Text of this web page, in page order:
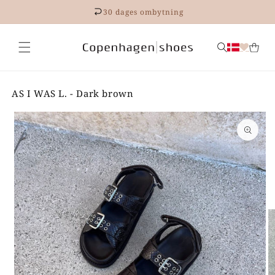
30 dages ombytning
AS I WAS L. - Dark brown
til